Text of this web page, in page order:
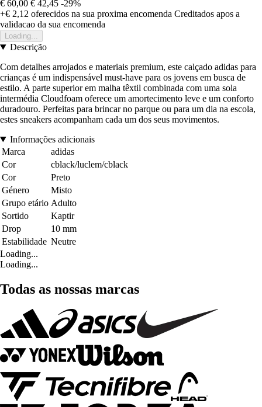
€ 60,00 € 42,45 -29%
+€ 2,12 oferecidos na sua proxima encomenda Creditados apos a
validacao da sua encomenda
Loading...
Descrição
Com detalhes arrojados e materiais premium, este calçado adidas para
crianças é um indispensável must-have para os jovens em busca de
estilo. A parte superior em malha têxtil combinada com uma sola
intermédia Cloudfoam oferece um amortecimento leve e um conforto
duradouro. Perfeitas para brincar no parque ou para um dia na escola,
estes sneakers acompanham cada um dos seus movimentos.
Informações adicionais
Marca
adidas
Cor
cblack/luclem/cblack
Cor
Preto
Género
Misto
Grupo etário Adulto
Sortido
Kaptir
Drop
10 mm
Estabilidade Neutre
Loading...
Loading...
Todas as nossas marcas